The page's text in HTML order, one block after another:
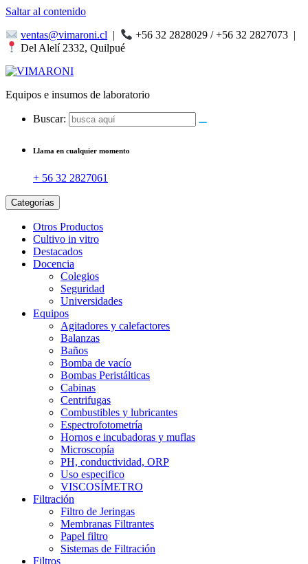
Saltar al contenido
ventas@vimaroni.cl | +56 32 2828029 / +56 32 2827073 |
Del Alelí 2332, Quilpué
Equipos e insumos de laboratorio
Buscar:
Llama en cualquier momento
+ 56 32 2827061
Categorías
Otros Productos
Cultivo in vitro
Destacados
Docencia
Colegios
Seguridad
Universidades
Equipos
Agitadores y calefactores
Balanzas
Baños
Bomba de vacío
Bombas Peristálticas
Cabinas
Centrifugas
Combustibles y lubricantes
Espectrofotometría
Hornos e incubadoras y muflas
Microscopía
PH, conductividad, ORP
Uso especifico
VISCOSÍMETRO
Filtración
Filtro de Jeringas
Membranas Filtrantes
Papel filtro
Sistemas de Filtración
Filtros